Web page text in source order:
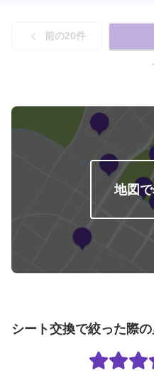
て、車種情報と持ち込みパーツの
ご購入をご希望の方も車種情報と購
ださい。<代車について>代車をご
利用ください。※代車の燃料代はお
をいただく場合がございます。また
るケースがあり、その場合は都度ご
前の20件
1
地図
シート交換で絞った際